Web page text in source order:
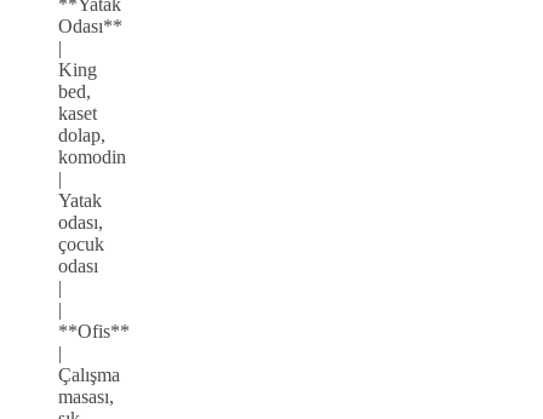
**Yatak
Odası**
|
King
bed,
kaset
dolap,
komodin
|
Yatak
odası,
çocuk
odası
|
|
**Ofis**
|
Çalışma
masası,